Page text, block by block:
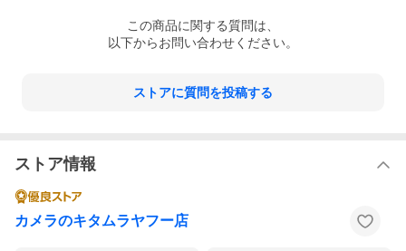
この商品に関する質問は、
以下からお問い合わせください。
ストアに質問を投稿する
ストア情報
カメラのキタムラヤフー店